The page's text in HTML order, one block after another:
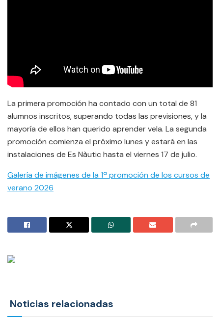
La primera promoción ha contado con un total de 81
alumnos inscritos, superando todas las previsiones, y la
mayoría de ellos han querido aprender vela. La segunda
promoción comienza el próximo lunes y estará en las
instalaciones de Es Nàutic hasta el viernes 17 de julio.
Galería de imágenes de la 1ª promoción de los cursos de
verano 2026
Noticias relacionadas